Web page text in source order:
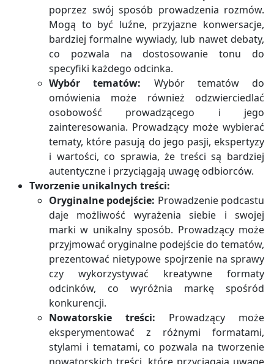
poprzez swój sposób prowadzenia rozmów.
Mogą to być luźne, przyjazne konwersacje,
bardziej formalne wywiady, lub nawet debaty,
co pozwala na dostosowanie tonu do
specyfiki każdego odcinka.
Wybór tematów: Wybór tematów do
omówienia może również odzwierciedlać
osobowość prowadzącego i jego
zainteresowania. Prowadzący może wybierać
tematy, które pasują do jego pasji, ekspertyzy
i wartości, co sprawia, że treści są bardziej
autentyczne i przyciągają uwagę odbiorców.
Tworzenie unikalnych treści:
Oryginalne podejście: Prowadzenie podcastu
daje możliwość wyrażenia siebie i swojej
marki w unikalny sposób. Prowadzący może
przyjmować oryginalne podejście do tematów,
prezentować nietypowe spojrzenie na sprawy
czy wykorzystywać kreatywne formaty
odcinków, co wyróżnia markę spośród
konkurencji.
Nowatorskie treści: Prowadzący może
eksperymentować z różnymi formatami,
stylami i tematami, co pozwala na tworzenie